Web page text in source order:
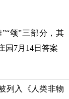
”“颂”三部分，其
园7月14日答案
列入《人类非物